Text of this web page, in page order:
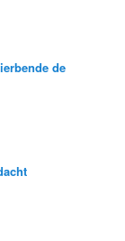
de